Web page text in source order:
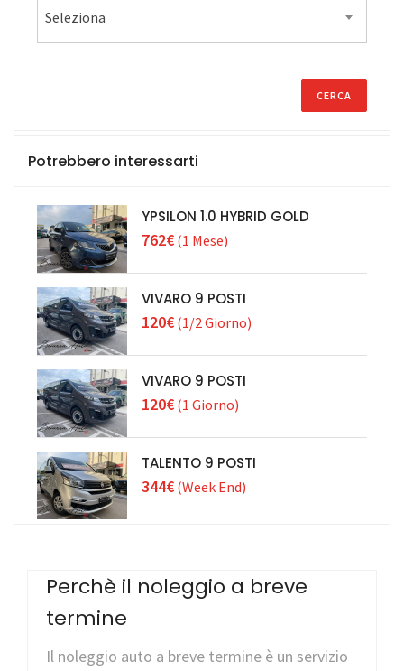
Seleziona
Potrebbero interessarti
YPSILON 1.0 HYBRID GOLD
762€ (1 Mese)
VIVARO 9 POSTI
120€ (1/2 Giorno)
VIVARO 9 POSTI
120€ (1 Giorno)
TALENTO 9 POSTI
344€ (Week End)
Perchè il noleggio a breve
termine
Il noleggio auto a breve termine è un servizio